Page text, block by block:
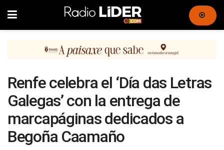
Renfe celebra el ‘Día das Letras
Galegas’ con la entrega de
marcapáginas dedicados a
Begoña Caamaño